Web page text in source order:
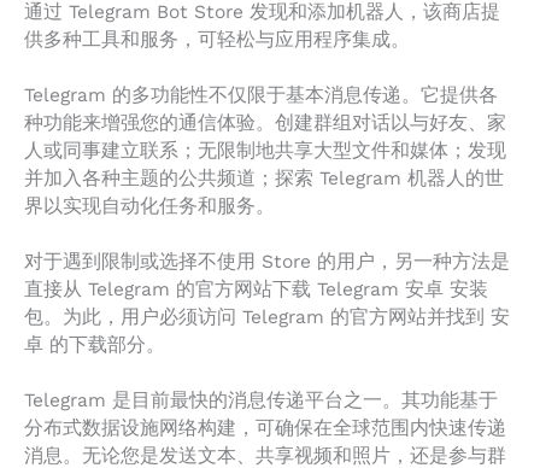
通过 Telegram Bot Store 发现和添加机器人，该商店提
供多种工具和服务，可轻松与应用程序集成。
Telegram 的多功能性不仅限于基本消息传递。它提供各
种功能来增强您的通信体验。创建群组对话以与好友、家
人或同事建立联系；无限制地共享大型文件和媒体；发现
并加入各种主题的公共频道；探索 Telegram 机器人的世
界以实现自动化任务和服务。
对于遇到限制或选择不使用 Store 的用户，另一种方法是
直接从 Telegram 的官方网站下载 Telegram 安卓 安装
包。为此，用户必须访问 Telegram 的官方网站并找到 安
卓 的下载部分。
Telegram 是目前最快的消息传递平台之一。其功能基于
分布式数据设施网络构建，可确保在全球范围内快速传递
消息。无论您是发送文本、共享视频和照片，还是参与群